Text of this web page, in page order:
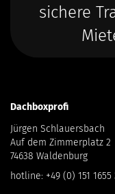
sichere
Dachboxprofi
Jürgen Schlauersbach
Auf dem Zimmerplatz 2
74638 Waldenburg
hotline: +49 (0) 151 1655